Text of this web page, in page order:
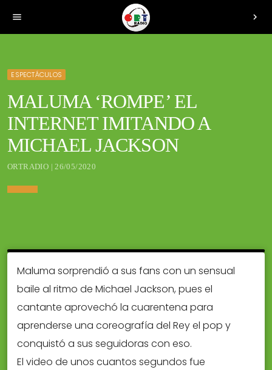
menu chevron_right
ESPECTÁCULOS
MALUMA ‘ROMPE’ EL
INTERNET IMITANDO A
MICHAEL JACKSON
ORTRADIO | 26/05/2020
Maluma sorprendió a sus fans con un sensual
baile al ritmo de Michael Jackson, pues el
cantante aprovechó la cuarentena para
aprenderse una coreografía del Rey el pop y
conquistó a sus seguidoras con eso.
El video de unos cuantos segundos fue